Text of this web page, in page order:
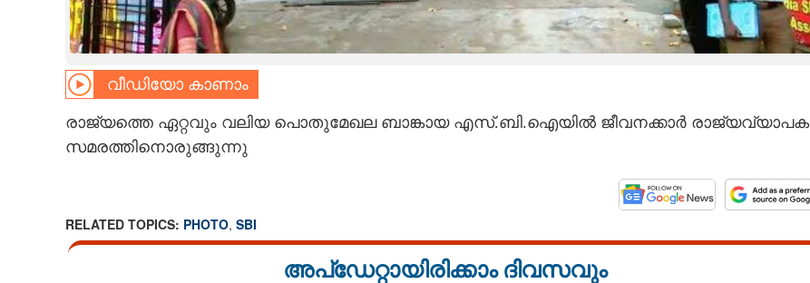
CARTOONS
CONTACT US
വീഡിയോ കാണാം
രാജ്യത്തെ ഏറ്റവും വലിയ പൊതുമേഖല ബാങ്കായ എസ്.ബി.ഐയിൽ ജീവനക്കാർ രാജ്യവ്യാപക
സമരത്തിനൊരുങ്ങുന്നു
RELATED TOPICS: PHOTO, SBI
അപ്ഡേറ്റായിരിക്കാം ദിവസവും